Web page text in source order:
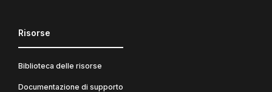
Risorse
Biblioteca delle risorse
Documentazione di supporto